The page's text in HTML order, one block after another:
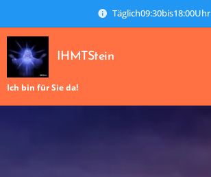
Täglich09:30bis18:00Uhr
IHMTStein
Ich bin für Sie da!